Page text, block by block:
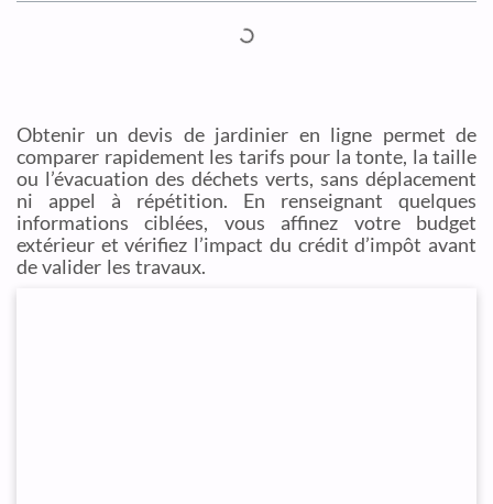
Obtenir un devis de jardinier en ligne permet de
comparer rapidement les tarifs pour la tonte, la taille
ou l’évacuation des déchets verts, sans déplacement
ni appel à répétition. En renseignant quelques
informations ciblées, vous affinez votre budget
extérieur et vérifiez l’impact du crédit d’impôt avant
de valider les travaux.